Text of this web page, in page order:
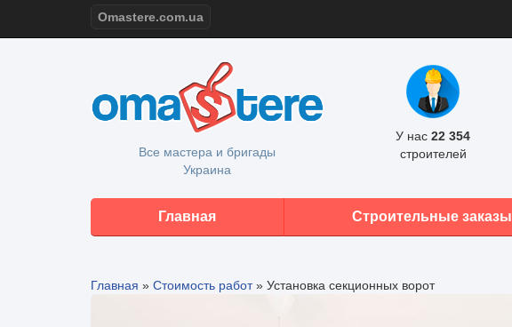
Omastere.com.ua
Все мастера и бригады
Украина
У нас 22 354
строителей
Главная Строительные заказы
Главная » Стоимость работ» Установка секционных ворот